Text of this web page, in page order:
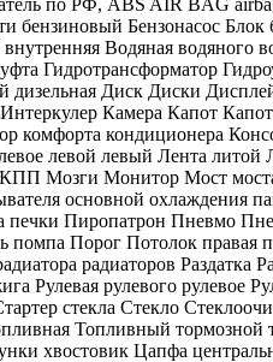
бензиновый Бензонасос
Водяная
Гидротрансформатор
дизельная Диск Диски
Интеркулер Камера Капот
комфорта кондиционера
левое левой левый Лента
Мозги Монитор Мост
основной охлаждения
печки Пиропатрон Пневмо
Порог Потолок
радиаторов Раздатка
Рулевая рулевого рулевое
стекла Стекло
Топливный тормозной
хвостовик Цапфа